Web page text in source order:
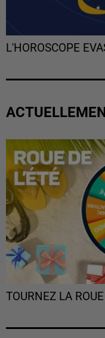
L'HOROSCOPE
TOURNEZ LA